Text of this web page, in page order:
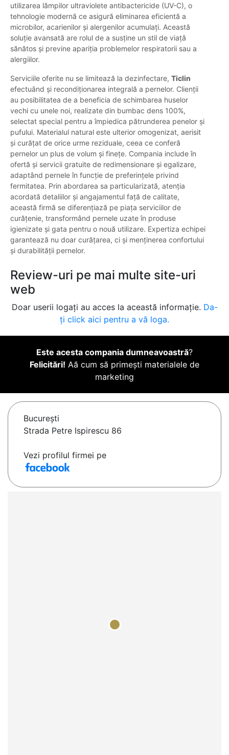
utilizarea lămpilor ultraviolete antibactericide (UV-C), o
tehnologie modernă ce asigură eliminarea eficientă a
microbilor, acarienilor și alergenilor acumulați. Această
soluție avansată are rolul de a susține un stil de viață
sănătos și previne apariția problemelor respiratorii sau a
alergiilor.
Serviciile oferite nu se limitează la dezinfectare, Ticlin
efectuând și recondiționarea integrală a pernelor. Clienții
au posibilitatea de a beneficia de schimbarea huselor
vechi cu unele noi, realizate din bumbac dens 100%,
selectat special pentru a împiedica pătrunderea penelor și
pufului. Materialul natural este ulterior omogenizat, aerisit
și curățat de orice urme reziduale, ceea ce conferă
pernelor un plus de volum și finețe. Compania include în
ofertă și servicii gratuite de redimensionare și egalizare,
adaptând pernele în funcție de preferințele privind
fermitatea. Prin abordarea sa particularizată, atenția
acordată detaliilor și angajamentul față de calitate,
această firmă se diferențiază pe piața serviciilor de
curățenie, transformând pernele uzate în produse
igienizate și gata pentru o nouă utilizare. Expertiza echipei
garantează nu doar curățarea, ci și menținerea confortului
și durabilității pernelor.
Review-uri pe mai multe site-uri
web
Doar userii logați au acces la această informație. Da-
ți click aici pentru a vă loga.
Este acesta compania dumneavoastră?
Felicitări! Aă cum să primești materialele de
marketing
Bucureşti
Strada Petre Ispirescu 86
Vezi profilul firmei pe